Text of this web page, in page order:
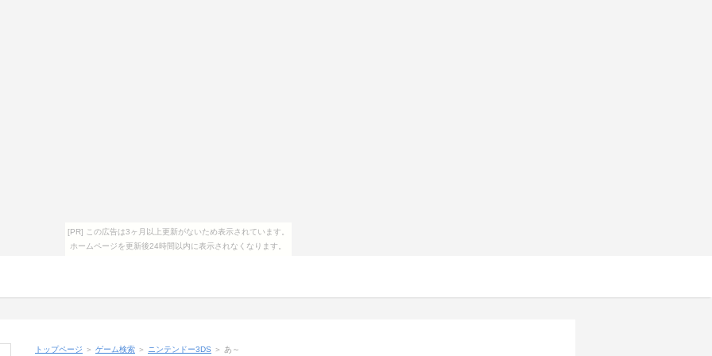
[PR] この広告は3ヶ月以上更新がないため表示されています。
ホームページを更新後24時間以内に表示されなくなります。
トップページ ＞ ゲーム検索 ＞ ニンテンドー3DS ＞ あ～